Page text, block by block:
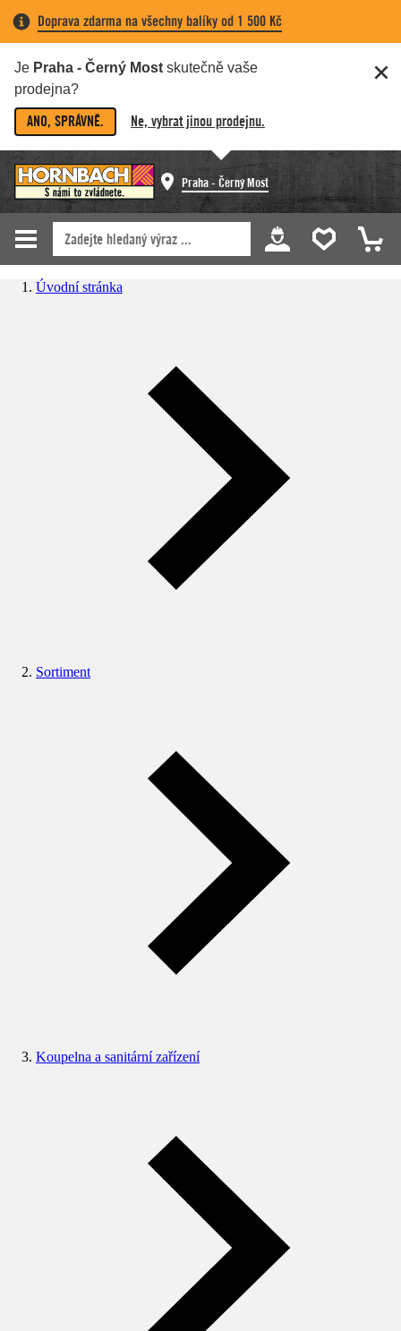
Doprava zdarma na všechny balíky od 1 500 Kč
Je Praha - Černý Most skutečně vaše
prodejna?
ANO, SPRÁVNĚ. Ne, vybrat jinou prodejnu.
Praha - Černý Most
Úvodní stránka
Sortiment
Koupelna a sanitární zařízení